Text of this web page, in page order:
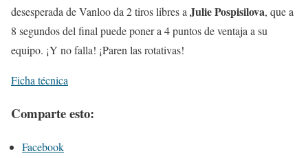
desesperada de Vanloo da 2 tiros libres a Julie Pospisilova, que a
8 segundos del final puede poner a 4 puntos de ventaja a su
equipo. ¡Y no falla! ¡Paren las rotativas!
Ficha técnica
Comparte esto:
Facebook